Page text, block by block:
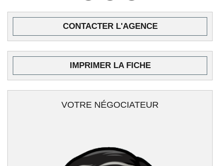
CONTACTER L'AGENCE
IMPRIMER LA FICHE
VOTRE NÉGOCIATEUR